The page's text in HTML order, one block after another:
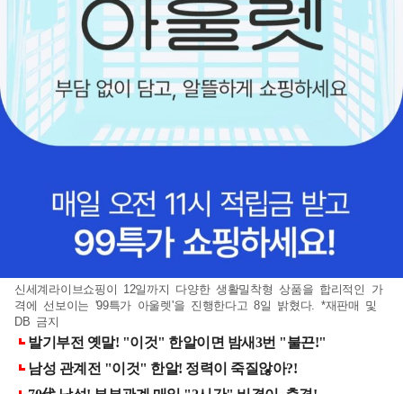
신세계라이브쇼핑이 12일까지 다양한 생활밀착형 상품을 합리적인 가
격에 선보이는 '99특가 아울렛'을 진행한다고 8일 밝혔다. *재판매 및
DB 금지